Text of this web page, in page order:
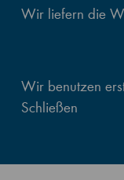
Wir liefern die
Wir benutzen
Schließen